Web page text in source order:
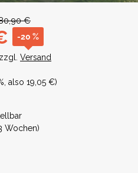
€
-20 %
Versand
, also 19,05 €)
Wochen)